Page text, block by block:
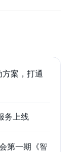
案，打通
务上线
第一期《智